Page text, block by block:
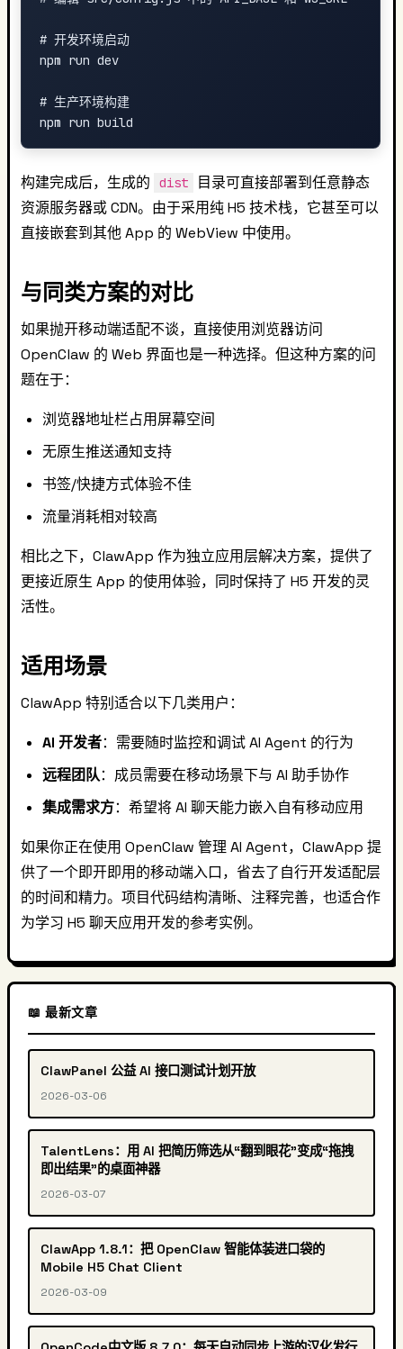
# 开发环境启动
npm run dev
# 生产环境构建
构建完成后，生成的 dist
目录可直接部署到任意静态
资源服务器或 CDN。由于采用纯 H5 技术栈，它甚至可以
直接嵌套到其他 App 的 WebView 中使用。
与同类方案的对比
如果抛开移动端适配不谈，直接使用浏览器访问
OpenClaw 的 Web 界面也是一种选择。但这种方案的问
题在于：
浏览器地址栏占用屏幕空间
无原生推送通知支持
书签/快捷方式体验不佳
流量消耗相对较高
相比之下，ClawApp 作为独立应用层解决方案，提供了
更接近原生 App 的使用体验，同时保持了 H5 开发的灵
活性。
适用场景
ClawApp 特别适合以下几类用户：
AI 开发者：需要随时监控和调试 AI Agent 的行为
远程团队：成员需要在移动场景下与 AI 助手协作
集成需求方：希望将 AI 聊天能力嵌入自有移动应用
如果你正在使用 OpenClaw 管理 AI Agent，ClawApp 提
供了一个即开即用的移动端入口，省去了自行开发适配层
的时间和精力。项目代码结构清晰、注释完善，也适合作
为学习 H5 聊天应用开发的参考实例。
📖 最新文章
ClawPanel 公益 AI 接口测试计划开放
2026-03-06
TalentLens：用 AI 把简历筛选从“翻到眼花”变成“拖拽
即出结果”的桌面神器
2026-03-07
ClawApp 1.8.1：把 OpenClaw 智能体装进口袋的
Mobile H5 Chat Client
2026-03-09